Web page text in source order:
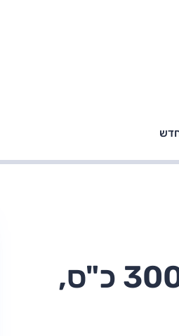
קיה
רכבי
סיאט לאון קופרה - מבחן דרכים (300 כ"ס,